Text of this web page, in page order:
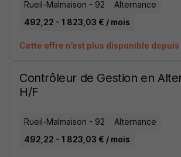
Rueil-Malmaison - 92
Alternance
492,22 - 1 823,03 € / mois
Cette offre n’est plus disponible
Contrôleur de Gestion en
H/F
Rueil-Malmaison - 92
Alternance
492,22 - 1 823,03 € / mois